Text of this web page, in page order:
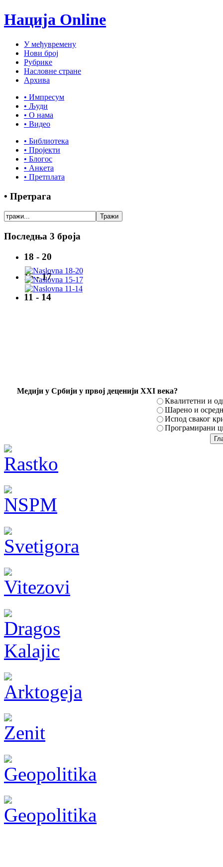
Нација Online
У међувремену
Нови број
Рубрике
Насловне стране
Архива
• Импресум
• Људи
• О нама
• Видео
• Библиотека
• Пројекти
• Блогос
• Анкета
• Претплата
• Претрага
Последња 3 броја
18 - 20
15 - 17
11 - 14
Mедији у Србији у првој деценији XXI века?
Квалитетни и
Шарено и
Испод сваког
Програмирани